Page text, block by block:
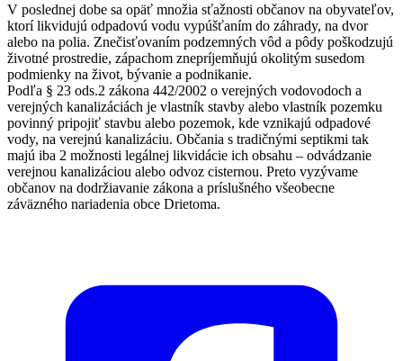
V poslednej dobe sa opäť množia sťažnosti občanov na obyvateľov,
ktorí likvidujú odpadovú vodu vypúšťaním do záhrady, na dvor
alebo na polia. Znečisťovaním podzemných vôd a pôdy poškodzujú
životné prostredie, zápachom znepríjemňujú okolitým susedom
podmienky na život, bývanie a podnikanie.
Podľa § 23 ods.2 zákona 442/2002 o verejných vodovodoch a
verejných kanalizáciách je vlastník stavby alebo vlastník pozemku
povinný pripojiť stavbu alebo pozemok, kde vznikajú odpadové
vody, na verejnú kanalizáciu. Občania s tradičnými septikmi tak
majú iba 2 možnosti legálnej likvidácie ich obsahu – odvádzanie
verejnou kanalizáciou alebo odvoz cisternou. Preto vyzývame
občanov na dodržiavanie zákona a príslušného všeobecne
záväzného nariadenia obce Drietoma.